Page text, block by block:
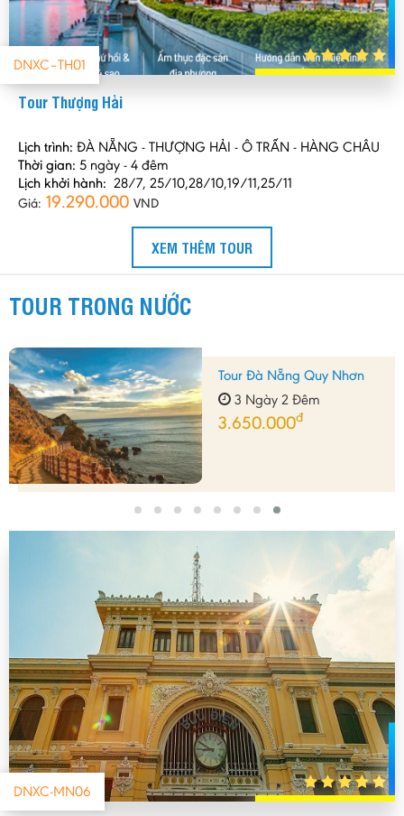
DNXC–TH01
Tour Thượng Hải
Lịch trình: ĐÀ NẴNG - THƯỢNG HẢI - Ô TRẤN - HÀNG CHÂU
Thời gian: 5 ngày - 4 đêm
Lịch khởi hành: 28/7, 25/10,28/10,19/11,25/11
Giá: 19.290.000 VND
XEM THÊM TOUR
TOUR TRONG NƯỚC
Nhơn
Tour Đà Nẵng
DNXC-MN06